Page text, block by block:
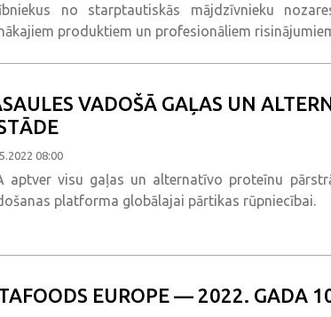
no starptautiskās mājdzīvnieku
produktiem un profesionāliem
VADOŠĀ GAĻAS UN
08:00
aptver visu gaļas un alternatīvo proteīnu
platforma globālajai pārtikas rūpniecībai.
EUROPE — 2022. GADA